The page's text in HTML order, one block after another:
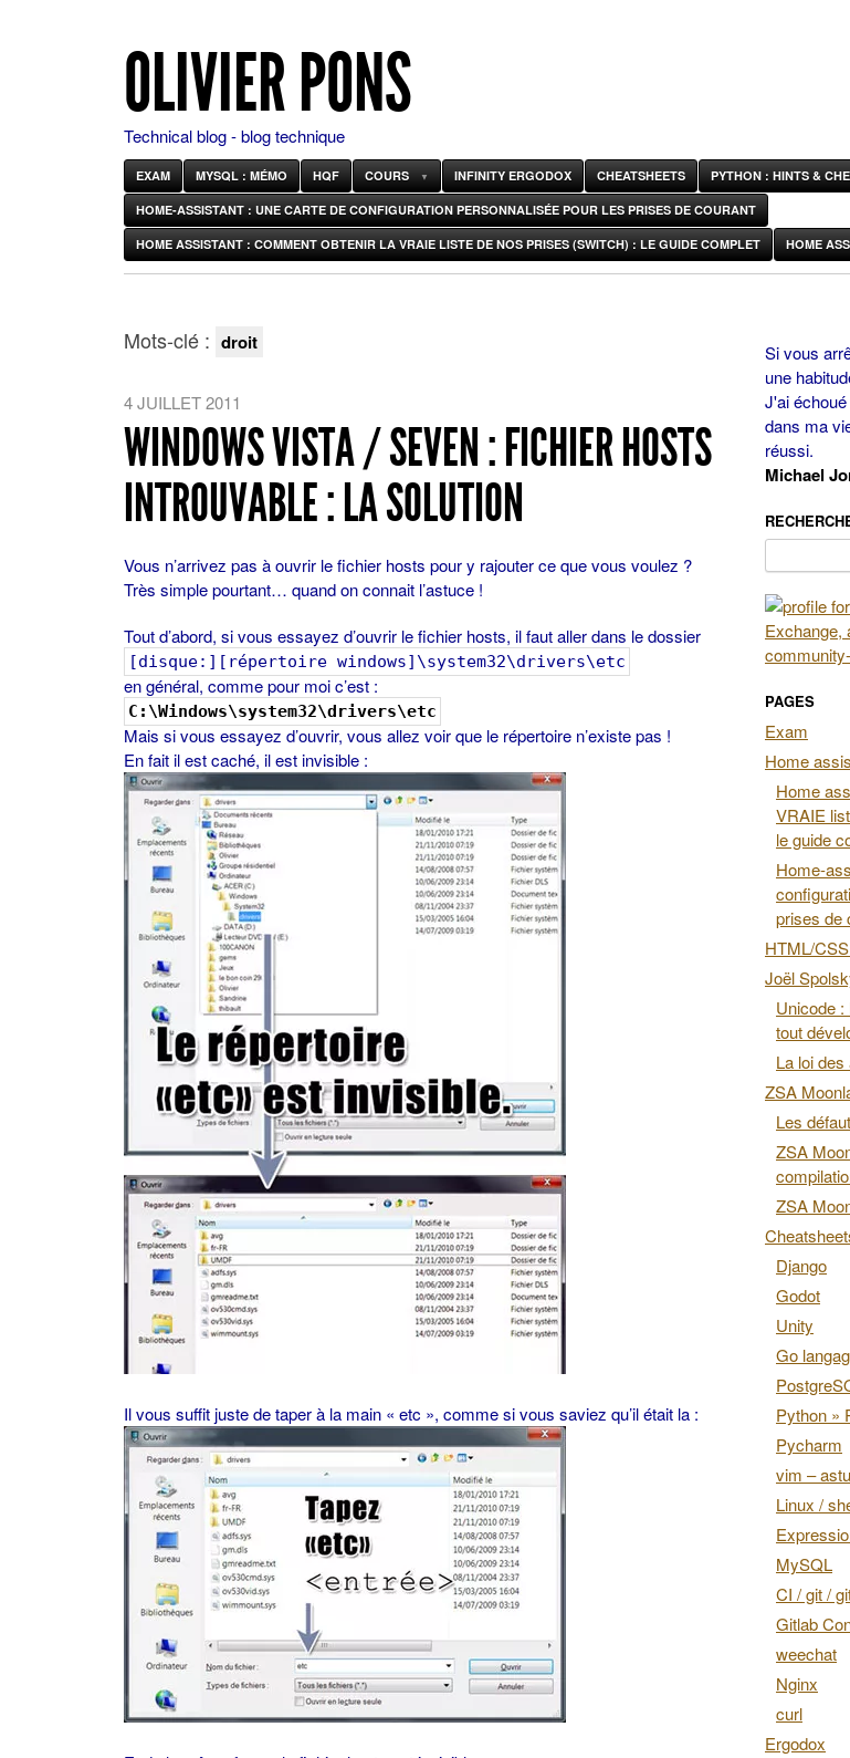
OLIVIER PONS
Technical blog - blog technique
EXAM MYSQL : MÉMO HQF COURS INFINITY ERGODOX CHEATSHEETS PYTHON : HINTS &
HOME-ASSISTANT : UNE CARTE DE CONFIGURATION PERSONNALISÉE POUR LES PRISES DE COURANT
HOME ASSISTANT : COMMENT OBTENIR LA VRAIE LISTE DE NOS PRISES (SWITCH) : LE GUIDE COMPLET HOME
Mots-clé : droit
4 JUILLET 2011
WINDOWS VISTA / SEVEN : FICHIER HOSTS
INTROUVABLE : LA SOLUTION
Vous n’arrivez pas à ouvrir le fichier hosts pour y rajouter ce que vous voulez ?
Très simple pourtant… quand on connait l’astuce !
Tout d’abord, si vous essayez d’ouvrir le fichier hosts, il faut aller dans le dossier
[disque:][répertoire windows]\system32\drivers\etc
en général, comme pour moi c’est :
C:\Windows\system32\drivers\etc
Mais si vous essayez d’ouvrir, vous allez voir que le répertoire n’existe pas !
En fait il est caché, il est invisible :
Il vous suffit juste de taper à la main « etc », comme si vous saviez qu’il était la :
Si vous
une
J'ai
dans ma
réussi.
Michael
PAGES
Exam
Home
Home
VRAIE
le guide
Home-
prises de
HTML/
Joël
Unicode
tout
La loi
ZSA
Les
ZSA
ZSA
Django
Godot
Unity
Go
Python »
Pycharm
vim –
Linux /
MySQL
CI / git /
Gitlab
weechat
Nginx
curl
Ergodox